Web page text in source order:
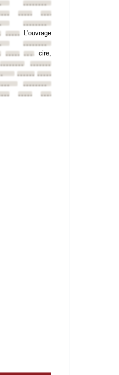
••••••••
••••••••••••••••
••••••••
••••••••L'ouvrage
••••••••
••••••••••••••••
cire,
••••••••
••••••••
••••••••••••••••
••••••••
••••••••••••••••